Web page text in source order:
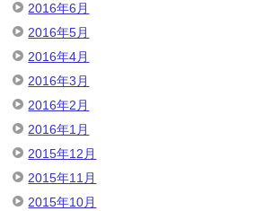
2016年6月
2016年5月
2016年4月
2016年3月
2016年2月
2016年1月
2015年12月
2015年11月
2015年10月